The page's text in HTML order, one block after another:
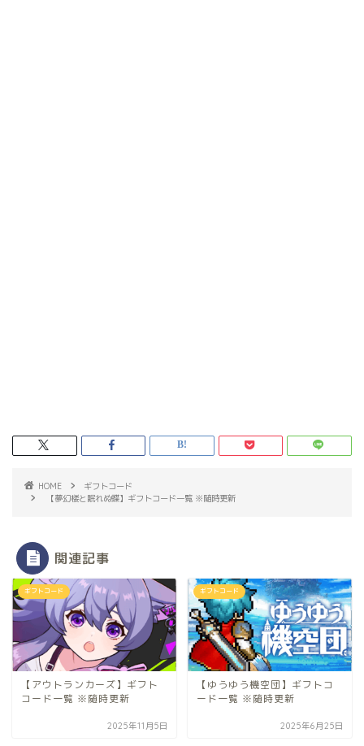
HOME
ギフトコード
【夢幻楼と眠れぬ蝶】ギフトコード一覧 ※随時更新
関連記事
ギフトコード
【アウトランカーズ】ギフト
コード一覧 ※随時更新
2025年11月5日
ギフトコード
【ゆうゆう機空団】ギフトコ
ード一覧 ※随時更新
2025年6月25日